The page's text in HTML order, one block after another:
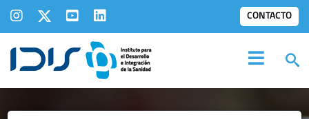
CONTACTO